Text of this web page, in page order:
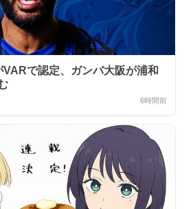
で認定、ガンバ大阪が浦和
6時間前